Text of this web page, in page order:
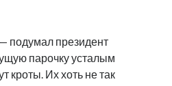
подумал президент
парочку усталым
кроты. Их хоть не так